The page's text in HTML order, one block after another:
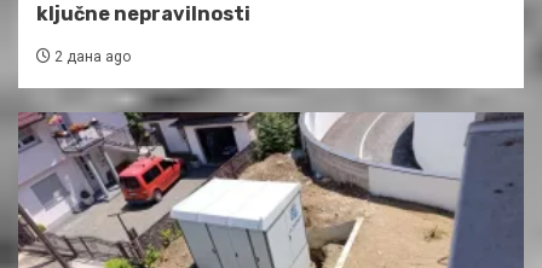
ključne nepravilnosti
2 дана ago